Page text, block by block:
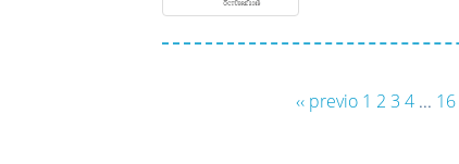
‹‹ previo 1 2 3 4 ... 16